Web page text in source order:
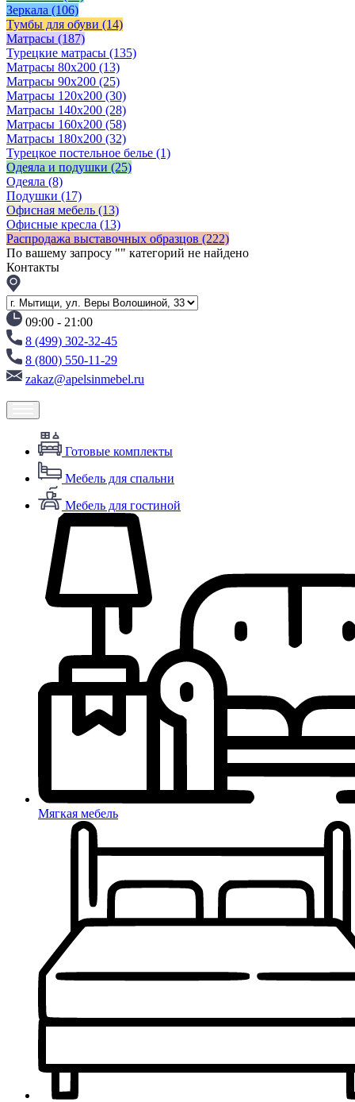
Зеркала (106)
Тумбы для обуви (14)
Матрасы (187)
Турецкие матрасы (135)
Матрасы 80x200 (13)
Матрасы 90х200 (25)
Матрасы 120х200 (30)
Матрасы 140х200 (28)
Матрасы 160х200 (58)
Матрасы 180х200 (32)
Турецкое постельное белье (1)
Одеяла и подушки (25)
Одеяла (8)
Подушки (17)
Офисная мебель (13)
Офисные кресла (13)
Распродажа выставочных образцов (222)
По вашему запросу "" категорий не найдено
Контакты
09:00 - 21:00
8 (499) 302-32-45
8 (800) 550-11-29
zakaz@apelsinmebel.ru
Готовые комплекты
Мебель для спальни
Мебель для гостиной
Мягкая мебель